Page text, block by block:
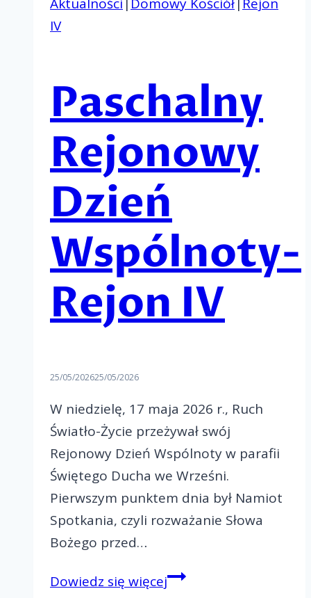
IV
Paschalny
Rejonowy
Dzień
Wspólnoty-
Rejon IV
25/05/202625/05/2026
W niedzielę, 17 maja 2026 r., Ruch
Światło-Życie przeżywał swój
Rejonowy Dzień Wspólnoty w parafii
Świętego Ducha we Wrześni.
Pierwszym punktem dnia był Namiot
Spotkania, czyli rozważanie Słowa
Bożego przed…
Dowiedz się więcejPaschalny